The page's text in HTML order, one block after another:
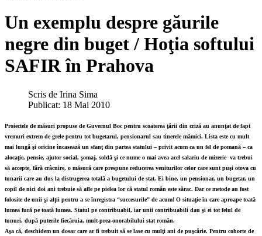
Un exemplu despre găurile
negre din buget / Hoţia softului
SAFIR în Prahova
Scris de Irina Sima
Publicat: 18 Mai 2010
Proiectele de măsuri propuse de Guvernul Boc pentru scoaterea ţării din criză au anunţat de fapt
vremuri extrem de grele pentru tot bugetarul, pensionarul sau tinerele mămici. Lista este cu mult
mai lungă şi oricine încasează un sfanţ din partea statului – privit acum ca un fel de pomană – ca
alocaţie, pensie, ajutor social, şomaj, soldă şi ce nume o mai avea acel salariu de mizerie va trebui
să accepte, fără crâcnire, o măsură care prespune reducerea veniturilor celor care sunt puşi otova cu
tunarii care au dus la distrugerea totală a bugetului de stat. Ei bine, un pensionar, un bugetar, un
copil de nici doi ani trebuie să afle pe pielea lor că statul român este sărac. Dar ce metode au fost
folosite de unii şi alţii pentru a se înregistra “succesurile” de acum! O situaţie în care aproape toată
lumea fură pe toată lumea. Statul pe contribuabil, iar unii contribuabili dau şi ei tot felul de
tunuri, după puterile fiecăruia, mult-prea-onorabilului stat român.
Aşa că, deschidem un dosar care ar fi trebuit să se lase cu mulţi ani de puşcărie. Pentru cohorte de